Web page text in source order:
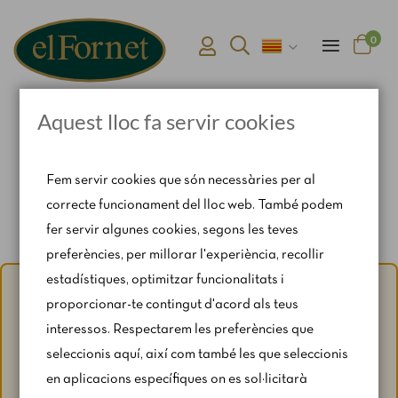
0
vacances, es restringeixen lleugerament els horaris i els
caps de setmana segons disponibilitat.
catering@rosendomila.com
Aquest lloc fa servir cookies
Fem servir cookies que són necessàries per al
correcte funcionament del lloc web. També podem
fer servir algunes cookies, segons les teves
preferències, per millorar l'experiència, recollir
estadístiques, optimitzar funcionalitats i
proporcionar-te contingut d'acord als teus
interessos. Respectarem les preferències que
seleccionis aquí, així com també les que seleccionis
en aplicacions específiques on es sol·licitarà